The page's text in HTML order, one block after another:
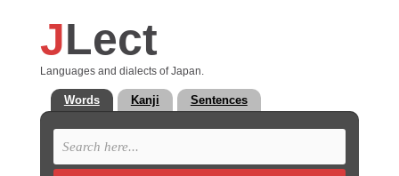
JLect
Languages and dialects of Japan.
Words Kanji Sentences